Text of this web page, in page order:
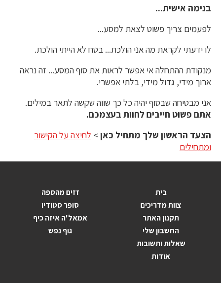
בנימה אישית...
לפעמים צריך פשוט לצאת למסע...
לו ידעתי לקראת מה אני הולכת... בטח לא הייתי הולכת.
מנקודת ההתחלה אי אפשר לראות את סוף המסע... זה נראה
ארוך מידי, גדול מידי, בלתי אפשרי.
אני מבטיחה שבסוף יהיה כל כך שווה שקשה לתאר במילים.
אתם פשוט חייבים לחוות בעצמכם.
הצעד הראשון שלך מתחיל כאן > לחיצה על הקישור
ומתחילים
בית
צוות מדריכים
תקנון האתר
החשבון שלי
שאלות ותשובות
אודות
זזים מהספה
סופר סטודיו
אמאל'ה איזה כיף
גוף נפש